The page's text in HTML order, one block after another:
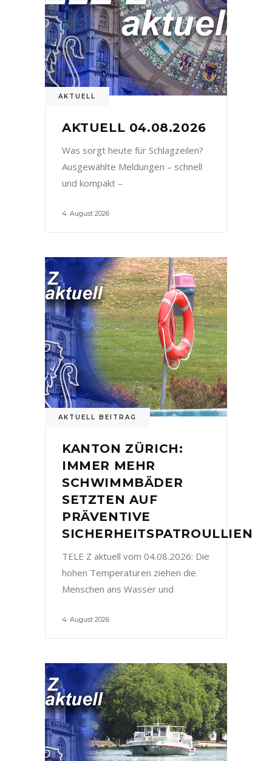
AKTUELL
AKTUELL 04.08.2026
Was sorgt heute für Schlagzeilen?
Ausgewählte Meldungen – schnell
und kompakt –
4. August 2026
AKTUELL BEITRAG
KANTON ZÜRICH:
IMMER MEHR
SCHWIMMBÄDER
SETZTEN AUF
PRÄVENTIVE
SICHERHEITSPATROULLIEN
TELE Z aktuell vom 04.08.2026: Die
hohen Temperaturen ziehen die
Menschen ans Wasser und
4. August 2026